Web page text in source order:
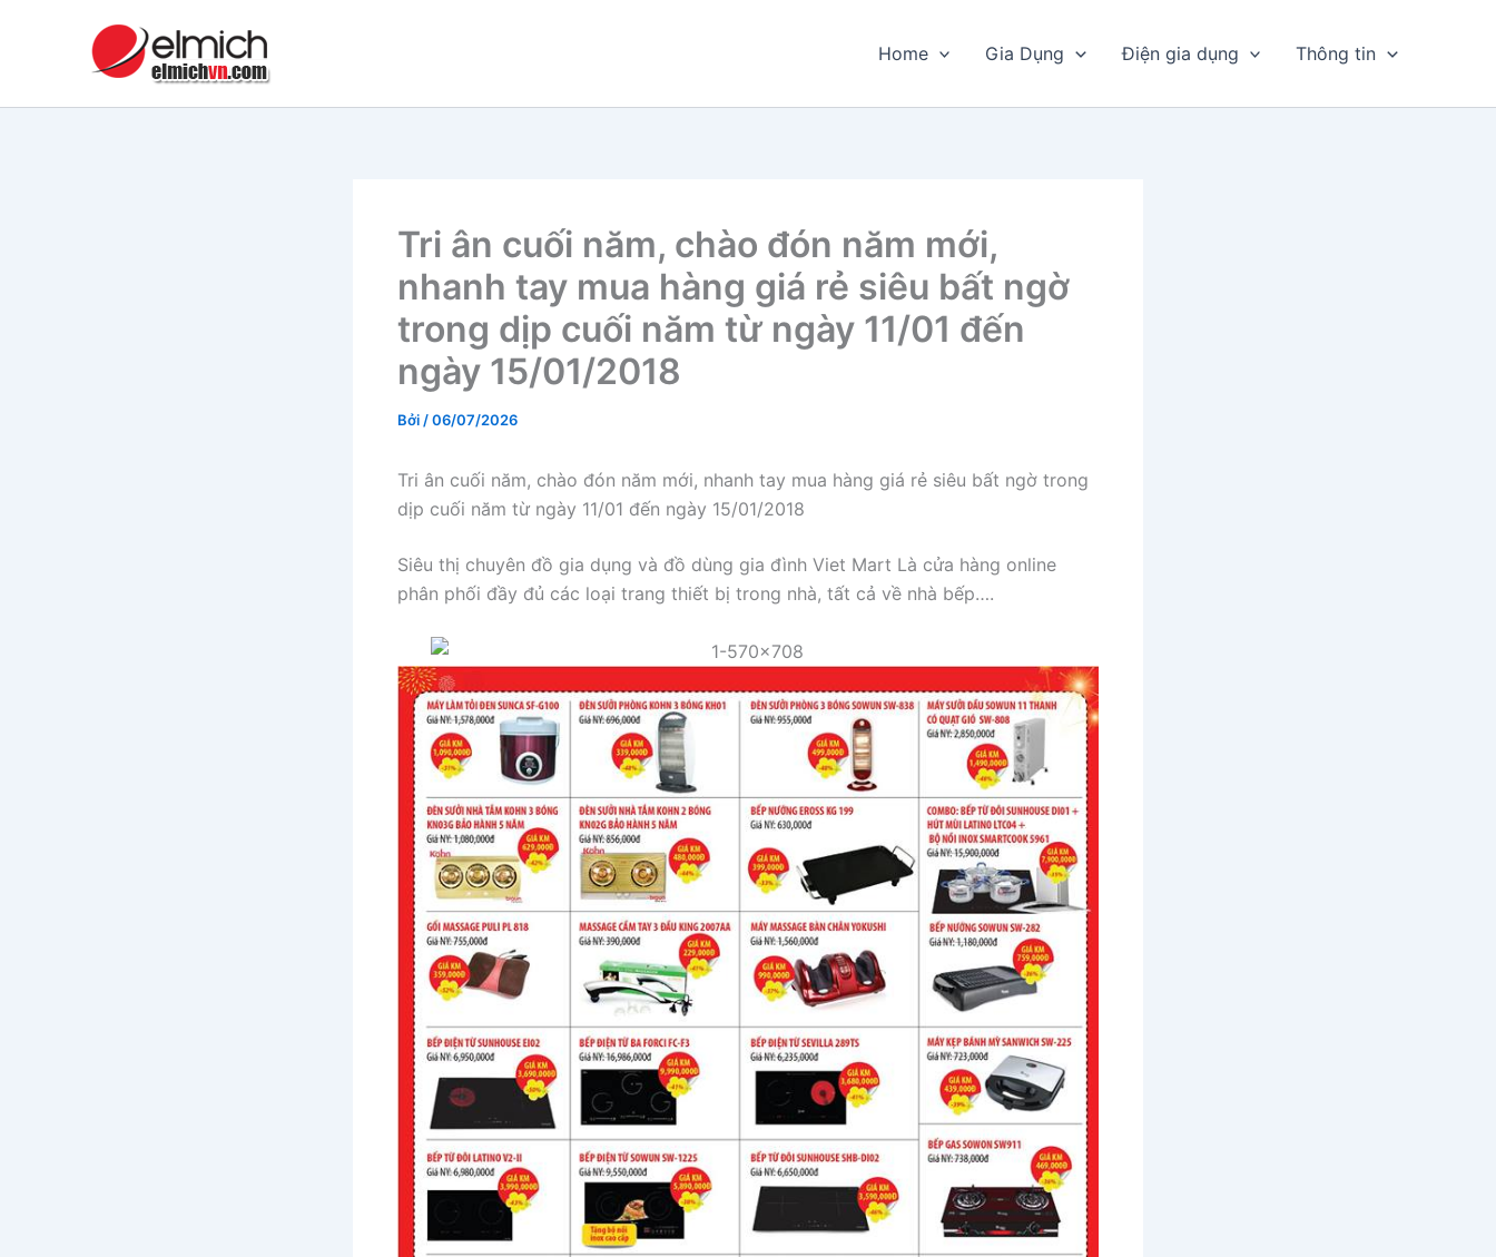
Home Gia Dụng Điện gia dụng Thông tin
Tri ân cuối năm, chào đón năm mới,
nhanh tay mua hàng giá rẻ siêu bất ngờ
trong dịp cuối năm từ ngày 11/01 đến
ngày 15/01/2018
Bởi /06/07/2026
Tri ân cuối năm, chào đón năm mới, nhanh tay mua hàng giá rẻ siêu bất ngờ trong
dịp cuối năm từ ngày 11/01 đến ngày 15/01/2018
Siêu thị chuyên đồ gia dụng và đồ dùng gia đình Viet Mart Là cửa hàng online
phân phối đầy đủ các loại trang thiết bị trong nhà, tất cả về nhà bếp….